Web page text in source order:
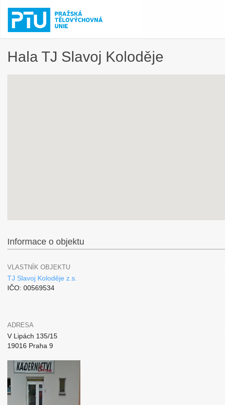
Hala TJ Slavoj Koloděje
Informace o objektu
VLASTNÍK OBJEKTU
TJ Slavoj Koloděje z.s.
IČO: 00569534
ADRESA
V Lipách 135/15
19016 Praha 9